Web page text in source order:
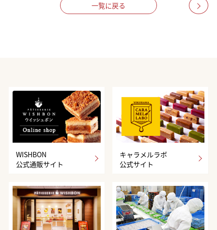
一覧に戻る
WISHBON
公式通販サイト
キャラメルラボ
公式サイト